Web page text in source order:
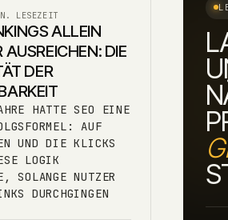
LESEZEIT
ALLEIN
DIE
DER
HATTE SEO EINE
AUF
UND DIE KLICKS
LOGIK
SOLANGE NUTZER
DURCHGINGEN